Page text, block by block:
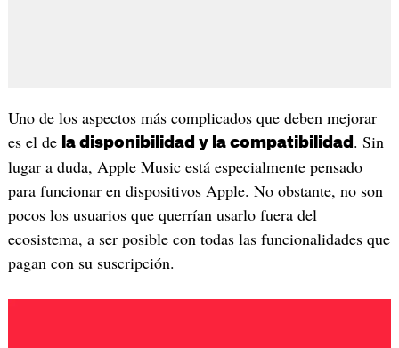
Uno de los aspectos más complicados que deben mejorar
es el de la disponibilidad y la compatibilidad . Sin
lugar a duda, Apple Music está especialmente pensado
para funcionar en dispositivos Apple. No obstante, no son
pocos los usuarios que querrían usarlo fuera del
ecosistema, a ser posible con todas las funcionalidades que
pagan con su suscripción.